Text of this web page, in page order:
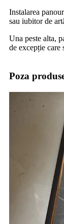
Instalarea
sau iubitor de
Una peste alta,
de excepție care
Poza